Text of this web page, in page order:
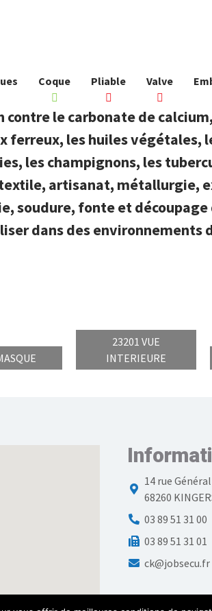
Coque Pliable Valve
contre le carbonate de
ferreux, les huiles végétales,
les champignons, les
artisanat, métallurgie,
soudure, fonte et
dans desenvironnements
23201 VUE
INTERIEURE
14 rue
68260
03 89 51 31 00
03 89 51 31 01
ck@jobsecu.fr